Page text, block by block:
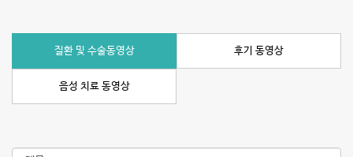
질환 및 수술동영상 후기 동영상
음성 치료 동영상